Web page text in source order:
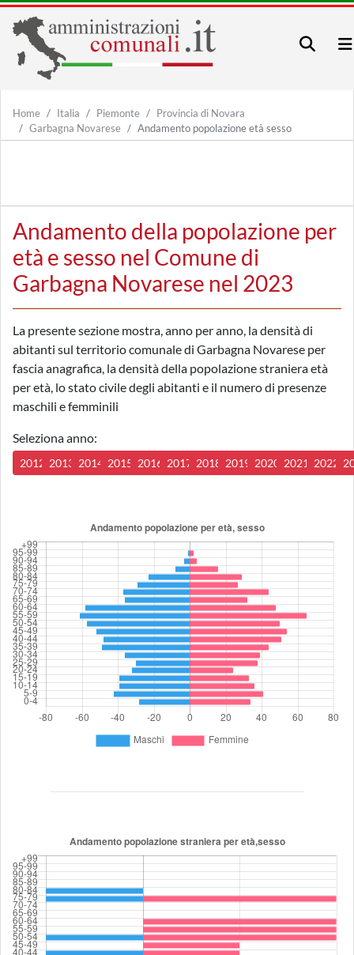
Home Italia Piemonte
Provincia di Novara
Garbagna Novarese
Andamento popolazione età sesso
Andamento della popolazione per
età e sesso nel Comune di
Garbagna Novarese nel 2023
La presente sezione mostra, anno per anno, la densità di
abitanti sul territorio comunale di Garbagna Novarese per
fascia anagrafica, la densità della popolazione straniera età
per età, lo stato civile degli abitanti e il numero di presenze
maschili e femminili
Seleziona anno:
2012 2013 2014 2015 2016 2017 2018 2019 2020 2021 2022